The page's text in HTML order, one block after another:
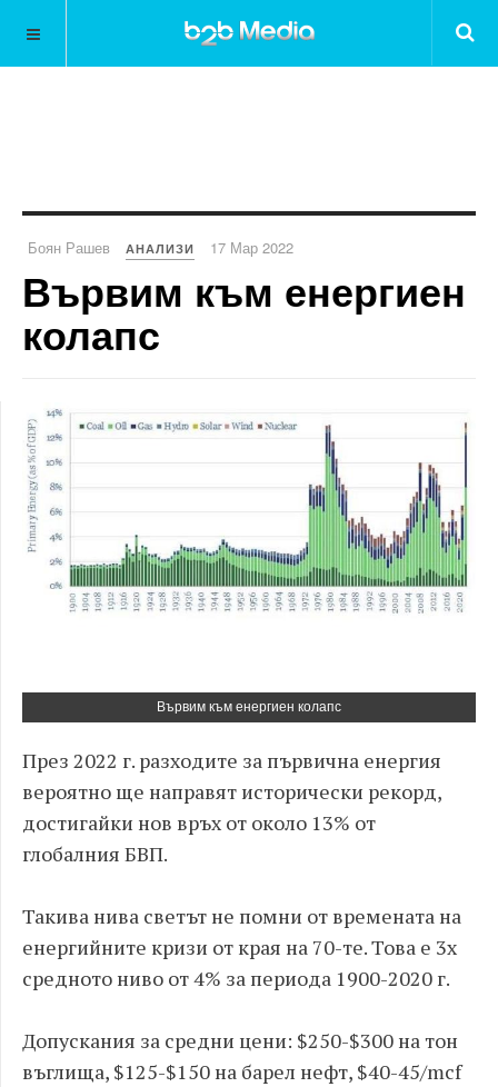
Боян Рашев АНАЛИЗИ 17 Мар 2022
Вървим към енергиен
колапс
Вървим към енергиен колапс
През 2022 г. разходите за първична енергия
вероятно ще направят исторически рекорд,
достигайки нов връх от около 13% от
глобалния БВП.
Такива нива светът не помни от времената на
енергийните кризи от края на 70-те. Това е 3x
средното ниво от 4% за периода 1900-2020 г.
Допускания за средни цени: $250-$300 на тон
въглища, $125-$150 на барел нефт, $40-45/mcf